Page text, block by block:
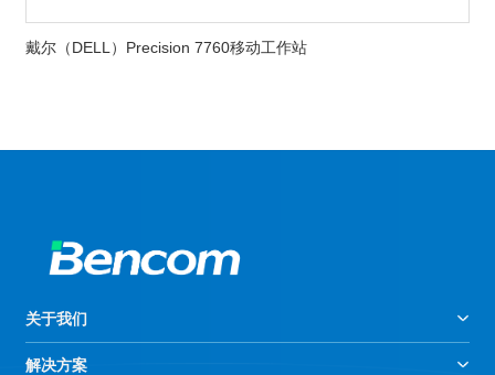
戴尔（DELL）Precision 7760移动工作站
关于我们
解决方案